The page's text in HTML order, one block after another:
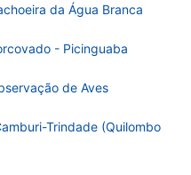
da Água Branca
- Picinguaba
de Aves
Trindade (Quilombo